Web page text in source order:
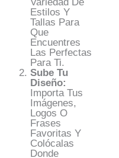
Estilos Y
Tallas Para
Que
Encuentres
Las Perfectas
Para Ti.
Sube Tu
Diseño:
Importa Tus
Imágenes,
Logos O
Frases
Favoritas Y
Colócalas
Donde